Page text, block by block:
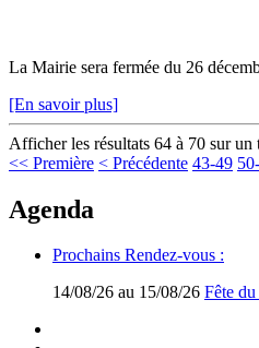
La Mairie sera fermée du 26
[En savoir plus]
Afficher les résultats 64 à 70 sur un
<< Première < Précédente 43-49
Agenda
Prochains Rendez-vous :
14/08/26 au 15/08/26 Fête